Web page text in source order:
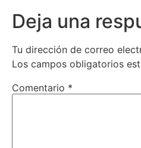
Deja una
Tu dirección de correo
Los campos obligatorios
Comentario *